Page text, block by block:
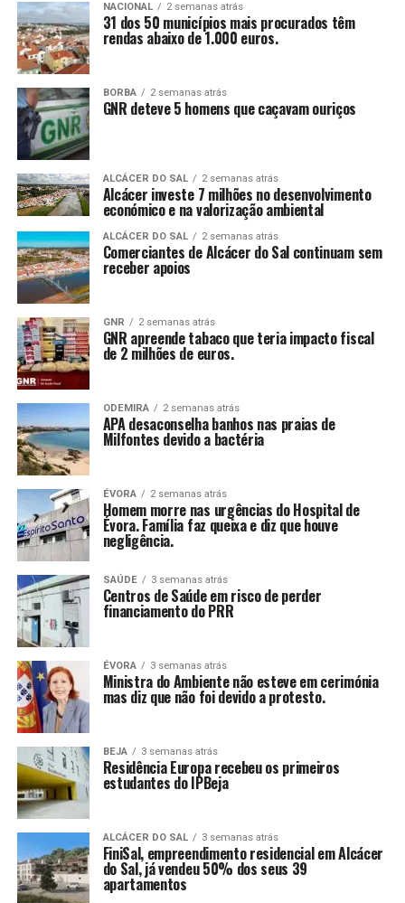
NACIONAL 2 semanas atrás
31 dos 50 municípios mais procurados têm
rendas abaixo de 1.000 euros.
BORBA 2 semanas atrás
GNR deteve 5 homens que caçavam ouriços
ALCÁCER DO SAL 2 semanas atrás
Alcácer investe 7 milhões no desenvolvimento
económico e na valorização ambiental
ALCÁCER DO SAL 2 semanas atrás
Comerciantes de Alcácer do Sal continuam sem
receber apoios
GNR 2 semanas atrás
GNR apreende tabaco que teria impacto fiscal
de 2 milhões de euros.
ODEMIRA 2 semanas atrás
APA desaconselha banhos nas praias de
Milfontes devido a bactéria
ÉVORA 2 semanas atrás
Homem morre nas urgências do Hospital de
Évora. Família faz queixa e diz que houve
negligência.
SAÚDE 3 semanas atrás
Centros de Saúde em risco de perder
financiamento do PRR
ÉVORA 3 semanas atrás
Ministra do Ambiente não esteve em cerimónia
mas diz que não foi devido a protesto.
BEJA 3 semanas atrás
Residência Europa recebeu os primeiros
estudantes do IPBeja
ALCÁCER DO SAL 3 semanas atrás
FiniSal, empreendimento residencial em Alcácer
do Sal, já vendeu 50% dos seus 39
apartamentos